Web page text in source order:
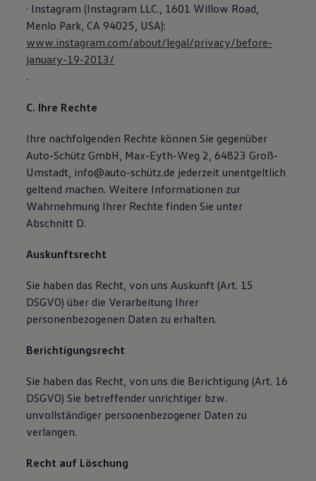
· Instagram (Instagram LLC., 1601 Willow Road,
Menlo Park, CA 94025, USA):
www.instagram.com/about/legal/privacy/before-
january-19-2013/
.
C. Ihre Rechte
Ihre nachfolgenden Rechte können Sie gegenüber
Auto-Schütz GmbH, Max-Eyth-Weg 2, 64823 Groß-
Umstadt, info@auto-schütz.de jederzeit unentgeltlich
geltend machen. Weitere Informationen zur
Wahrnehmung Ihrer Rechte finden Sie unter
Abschnitt D.
Auskunftsrecht
Sie haben das Recht, von uns Auskunft (Art. 15
DSGVO) über die Verarbeitung Ihrer
personenbezogenen Daten zu erhalten.
Berichtigungsrecht
Sie haben das Recht, von uns die Berichtigung (Art. 16
DSGVO) Sie betreffender unrichtiger bzw.
unvollständiger personenbezogener Daten zu
verlangen.
Recht auf Löschung